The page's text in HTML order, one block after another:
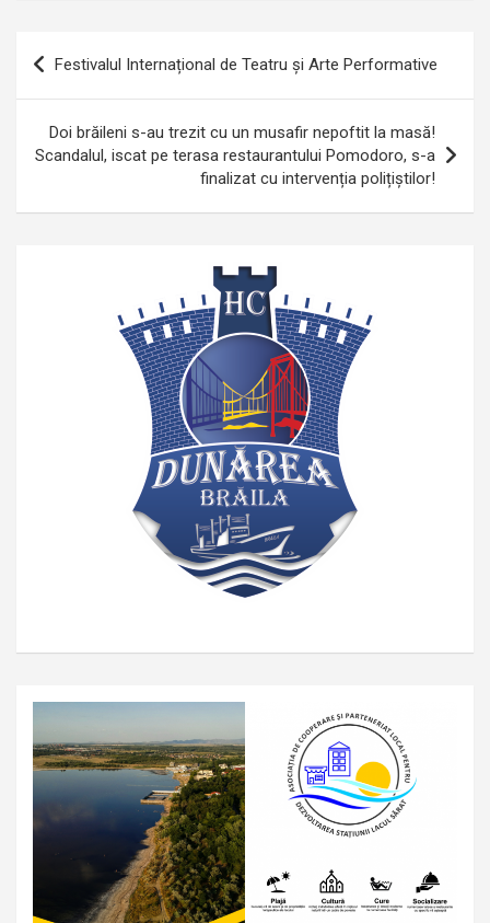
Navigare
articole
Festivalul Internațional de Teatru și Arte Performative
Doi brăileni s-au trezit cu un musafir nepoftit la masă!
Scandalul, iscat pe terasa restaurantului Pomodoro, s-a
finalizat cu intervenția polițiștilor!